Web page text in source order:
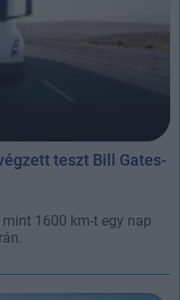
teszt Bill Gates-
1600 km-t egy nap